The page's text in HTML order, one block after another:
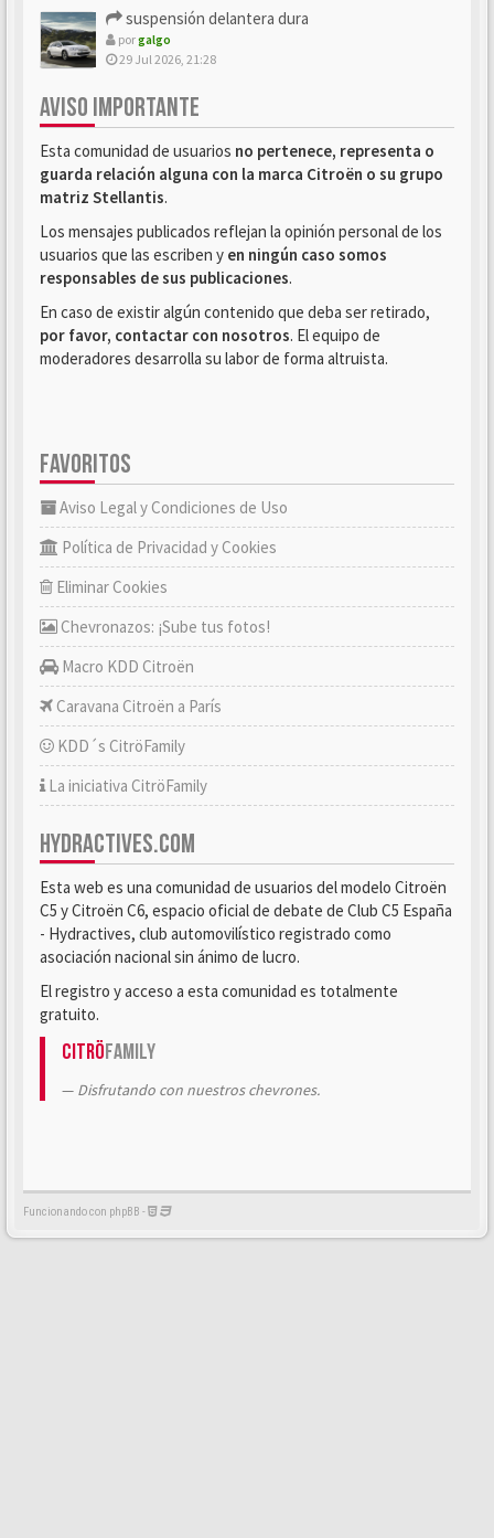
suspensión delantera dura
porgalgo
29 Jul 2026, 21:28
AVISO IMPORTANTE
Esta comunidad de usuarios no pertenece, representa o
guarda relación alguna con la marca Citroën o su grupo
matriz Stellantis.
Los mensajes publicados reflejan la opinión personal de los
usuarios que las escriben y en ningún caso somos
responsables de sus publicaciones.
En caso de existir algún contenido que deba ser retirado,
por favor, contactar con nosotros. El equipo de
moderadores desarrolla su labor de forma altruista.
FAVORITOS
Aviso Legal y Condiciones de Uso
Política de Privacidad y Cookies
Eliminar Cookies
Chevronazos: ¡Sube tus fotos!
Macro KDD Citroën
Caravana Citroën a París
KDD´s CitröFamily
La iniciativa CitröFamily
HYDRACTIVES.COM
Esta web es una comunidad de usuarios del modelo Citroën
C5 y Citroën C6, espacio oficial de debate de Club C5 España
- Hydractives, club automovilístico registrado como
asociación nacional sin ánimo de lucro.
El registro y acceso a esta comunidad es totalmente
gratuito.
CitröFamily
Disfrutando con nuestros chevrones.
Funcionando con phpBB -